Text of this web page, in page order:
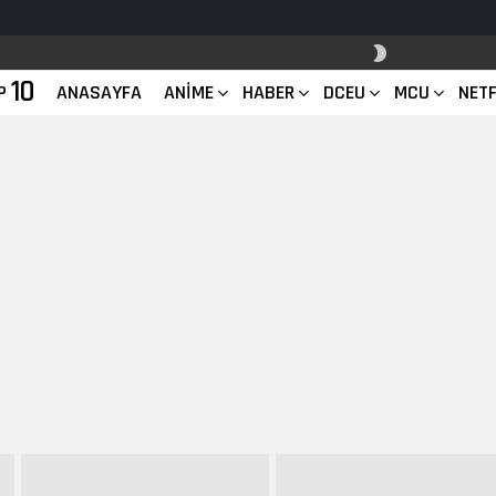
ANAHTARI
10 ANASAYFA ANIME HABER DCEU MCU